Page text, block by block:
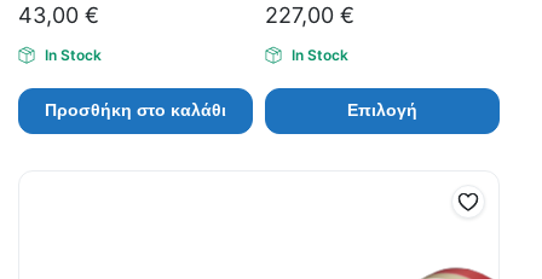
43,00 €
In Stock
Προσθήκη στο καλάθι
227,00 €
In Stock
Επιλογή